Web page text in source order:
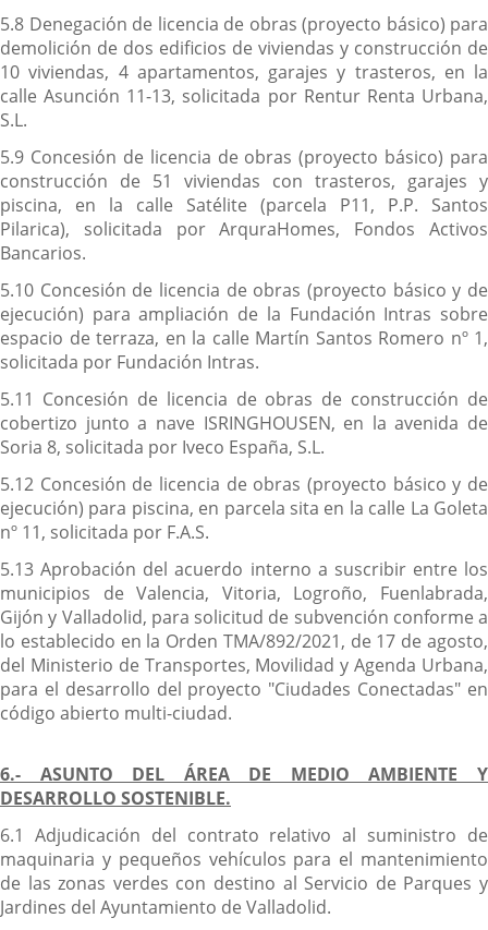
5.8 Denegación de licencia de obras (proyecto básico) para
demolición de dos edificios de viviendas y construcción de
10 viviendas, 4 apartamentos, garajes y trasteros, en la
calle Asunción 11-13, solicitada por Rentur Renta Urbana,
S.L.
5.9 Concesión de licencia de obras (proyecto básico) para
construcción de 51 viviendas con trasteros, garajes y
piscina, en la calle Satélite (parcela P11, P.P. Santos
Pilarica), solicitada por ArquraHomes, Fondos Activos
Bancarios.
5.10 Concesión de licencia de obras (proyecto básico y de
ejecución) para ampliación de la Fundación Intras sobre
espacio de terraza, en la calle Martín Santos Romero nº 1,
solicitada por Fundación Intras.
5.11 Concesión de licencia de obras de construcción de
cobertizo junto a nave ISRINGHOUSEN, en la avenida de
Soria 8, solicitada por Iveco España, S.L.
5.12 Concesión de licencia de obras (proyecto básico y de
ejecución) para piscina, en parcela sita en la calle La Goleta
nº 11, solicitada por F.A.S.
5.13 Aprobación del acuerdo interno a suscribir entre los
municipios de Valencia, Vitoria, Logroño, Fuenlabrada,
Gijón y Valladolid, para solicitud de subvención conforme a
lo establecido en la Orden TMA/892/2021, de 17 de agosto,
del Ministerio de Transportes, Movilidad y Agenda Urbana,
para el desarrollo del proyecto "Ciudades Conectadas" en
código abierto multi-ciudad.
6.- ASUNTO DEL ÁREA DE MEDIO AMBIENTE Y
DESARROLLO SOSTENIBLE.
6.1 Adjudicación del contrato relativo al suministro de
maquinaria y pequeños vehículos para el mantenimiento
de las zonas verdes con destino al Servicio de Parques y
Jardines del Ayuntamiento de Valladolid.